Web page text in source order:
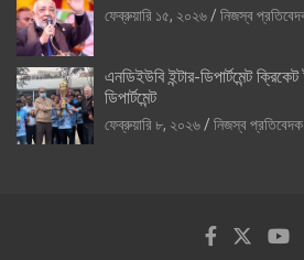
ফেব্রুয়ারি ১৫, ২০২৬
নিজস্ব
এনডিইউবি ইন্টার-ডিপার্টমেন্ট ক্রিকেট
ডিপার্টমেন্ট
ফেব্রুয়ারি ৮, ২০২৬
নিজস্ব প্রতিবেদক